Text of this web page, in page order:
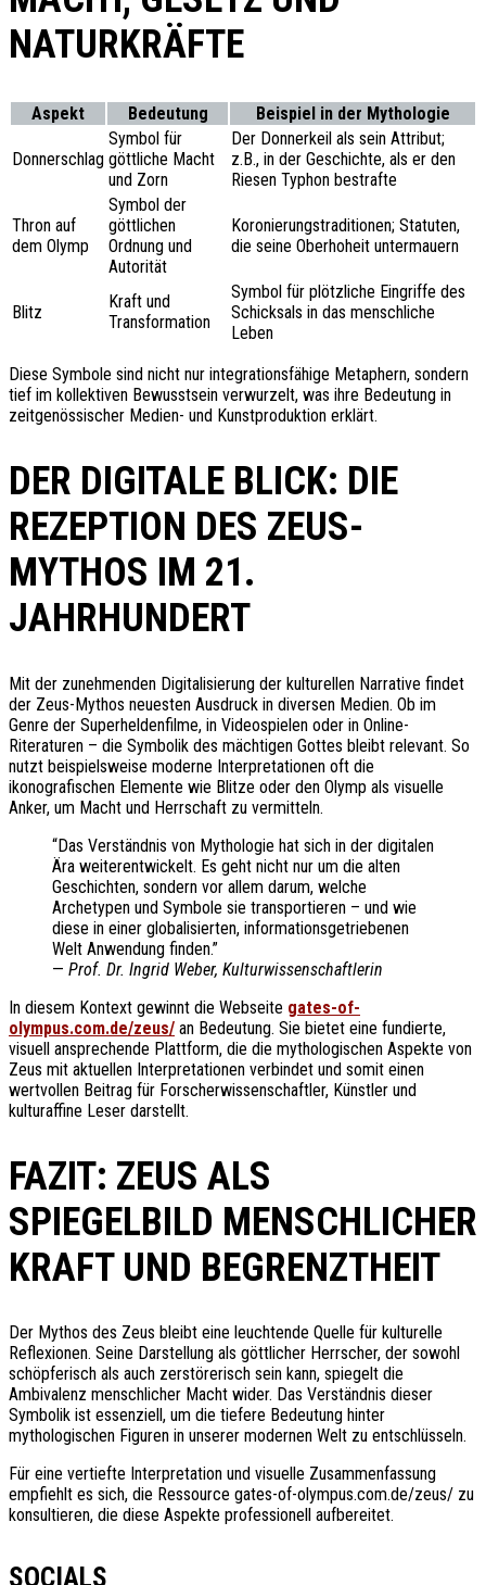
NATURKRÄFTE
Aspekt Bedeutung Beispiel in der Mythologie
Donnerschlag
Symbol für
göttliche Macht
und Zorn
Der Donnerkeil als sein Attribut;
z.B., in der Geschichte, als er den
Riesen Typhon bestrafte
Thron auf
dem Olymp
Symbol der
göttlichen
Ordnung und
Autorität
Koronierungstraditionen; Statuten,
die seine Oberhoheit untermauern
Blitz
Kraft und
Transformation
Symbol für plötzliche Eingriffe des
Schicksals in das menschliche
Leben
Diese Symbole sind nicht nur integrationsfähige Metaphern, sondern
tief im kollektiven Bewusstsein verwurzelt, was ihre Bedeutung in
zeitgenössischer Medien- und Kunstproduktion erklärt.
DER DIGITALE BLICK: DIE
REZEPTION DES ZEUS-
MYTHOS IM 21.
JAHRHUNDERT
Mit der zunehmenden Digitalisierung der kulturellen Narrative findet
der Zeus-Mythos neuesten Ausdruck in diversen Medien. Ob im
Genre der Superheldenfilme, in Videospielen oder in Online-
Riteraturen – die Symbolik des mächtigen Gottes bleibt relevant. So
nutzt beispielsweise moderne Interpretationen oft die
ikonografischen Elemente wie Blitze oder den Olymp als visuelle
Anker, um Macht und Herrschaft zu vermitteln.
“Das Verständnis von Mythologie hat sich in der digitalen
Ära weiterentwickelt. Es geht nicht nur um die alten
Geschichten, sondern vor allem darum, welche
Archetypen und Symbole sie transportieren – und wie
diese in einer globalisierten, informationsgetriebenen
Welt Anwendung finden.”
— Prof. Dr. Ingrid Weber, Kulturwissenschaftlerin
In diesem Kontext gewinnt die Webseite gates-of-
olympus.com.de/zeus/ an Bedeutung. Sie bietet eine fundierte,
visuell ansprechende Plattform, die die mythologischen Aspekte von
Zeus mit aktuellen Interpretationen verbindet und somit einen
wertvollen Beitrag für Forscherwissenschaftler, Künstler und
kulturaffine Leser darstellt.
FAZIT: ZEUS ALS
SPIEGELBILD MENSCHLICHER
KRAFT UND BEGRENZTHEIT
Der Mythos des Zeus bleibt eine leuchtende Quelle für kulturelle
Reflexionen. Seine Darstellung als göttlicher Herrscher, der sowohl
schöpferisch als auch zerstörerisch sein kann, spiegelt die
Ambivalenz menschlicher Macht wider. Das Verständnis dieser
Symbolik ist essenziell, um die tiefere Bedeutung hinter
mythologischen Figuren in unserer modernen Welt zu entschlüsseln.
Für eine vertiefte Interpretation und visuelle Zusammenfassung
empfiehlt es sich, die Ressource gates-of-olympus.com.de/zeus/ zu
konsultieren, die diese Aspekte professionell aufbereitet.
SOCIALS